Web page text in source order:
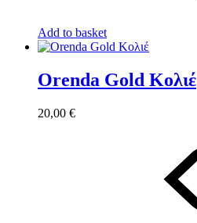
Add to basket
Orenda Gold Κολιέ
20,00 €